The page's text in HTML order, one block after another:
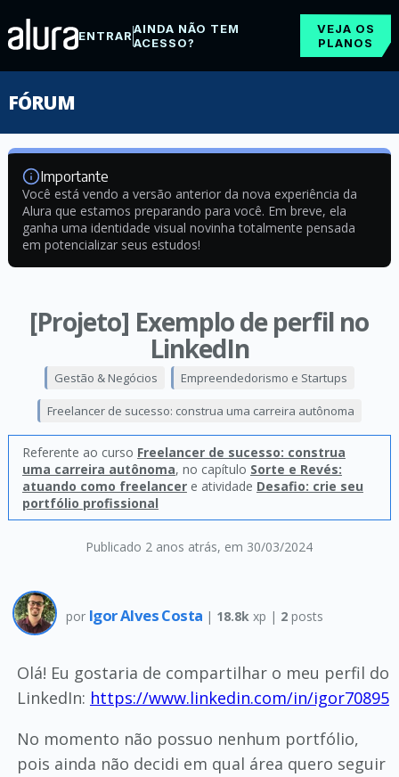
ENTRARAINDA NÃO TEM
ACESSO?
VEJA OS
PLANOS
FÓRUM
Importante
Você está vendo a versão anterior da nova experiência da
Alura que estamos preparando para você. Em breve, ela
ganha uma identidade visual novinha totalmente pensada
em potencializar seus estudos!
[Projeto] Exemplo de perfil no
LinkedIn
Publicado 2 anos atrás, em 30/03/2024
Gestão & Negócios Empreendedorismo e Startups
Freelancer de sucesso: construa uma carreira autônoma
Referente ao curso Freelancer de sucesso: construa
uma carreira autônoma, no capítulo Sorte e Revés:
atuando como freelancere atividade Desafio: crie seu
portfólio profissional
por Igor Alves Costa | 18.8k xp | 2posts
Olá! Eu gostaria de compartilhar o meu perfil do
LinkedIn: https://www.linkedin.com/in/igor70895
No momento não possuo nenhum portfólio,
pois ainda não decidi em qual área quero seguir